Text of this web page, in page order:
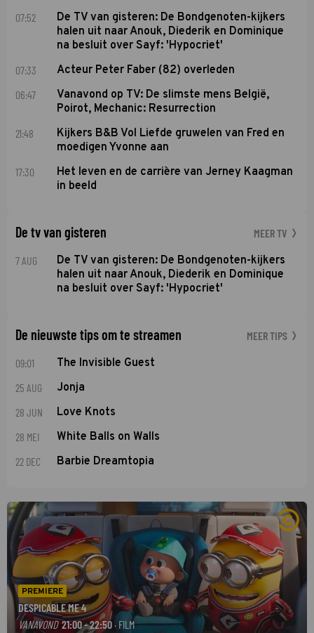
07:52
De TV van gisteren: De Bondgenoten-kijkers
halen uit naar Anouk, Diederik en Dominique
na besluit over Sayf: 'Hypocriet'
07:33 Acteur Peter Faber (82) overleden
06:47
Vanavond op TV: De slimste mens België,
Poirot, Mechanic: Resurrection
21:48
Kijkers B&B Vol Liefde gruwelen van Fred en
moedigen Yvonne aan
17:30
Het leven en de carrière van Jerney Kaagman
in beeld
De tv van gisteren MEER TV
7 AUG
De TV van gisteren: De Bondgenoten-kijkers
halen uit naar Anouk, Diederik en Dominique
na besluit over Sayf: 'Hypocriet'
De nieuwste tips om te streamen MEER TIPS
09:01 The Invisible Guest
25 AUG Jonja
28 JUN Love Knots
28 MEI White Balls on Walls
22 DEC Barbie Dreamtopia
PREMIERE
DESPICABLE ME 4
VANAVOND 21:00 - 22:50 · FILM